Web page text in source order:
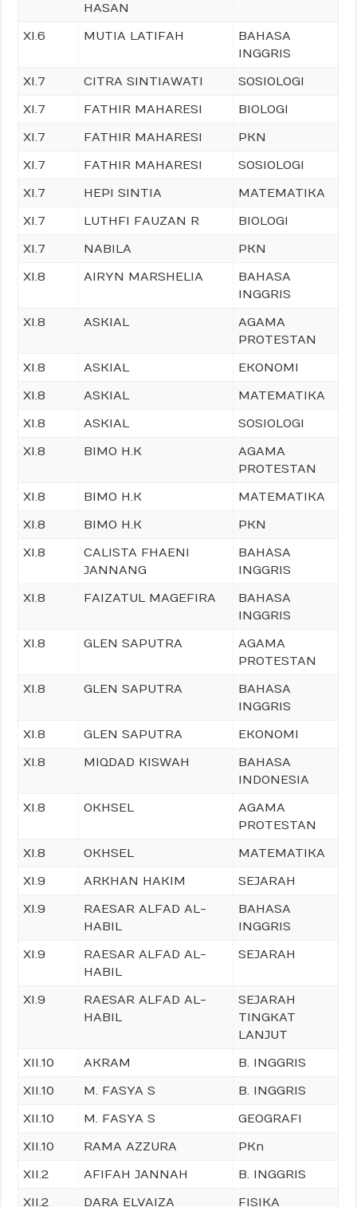
HASAN
XI.6 MUTIA LATIFAH
BAHASA
INGGRIS
XI.7
CITRA SINTIAWATI
SOSIOLOGI
XI.7
FATHIR MAHARESI
BIOLOGI
XI.7
FATHIR MAHARESI
PKN
XI.7
FATHIR MAHARESI
SOSIOLOGI
XI.7
HEPI SINTIA
MATEMATIKA
XI.7
LUTHFI FAUZAN R
BIOLOGI
XI.7
NABILA
PKN
XI.8
AIRYN MARSHELIA
BAHASA
INGGRIS
XI.8
ASKIAL
AGAMA
PROTESTAN
XI.8
ASKIAL
EKONOMI
XI.8
ASKIAL
MATEMATIKA
XI.8
ASKIAL
SOSIOLOGI
XI.8
BIMO H.K
AGAMA
PROTESTAN
XI.8
BIMO H.K
MATEMATIKA
XI.8
BIMO H.K
PKN
XI.8
CALISTA FHAENI
JANNANG
BAHASA
INGGRIS
XI.8
FAIZATUL MAGEFIRA
BAHASA
INGGRIS
XI.8
GLEN SAPUTRA
AGAMA
PROTESTAN
XI.8
GLEN SAPUTRA
BAHASA
INGGRIS
XI.8
GLEN SAPUTRA
EKONOMI
XI.8
MIQDAD KISWAH
BAHASA
INDONESIA
XI.8
OKHSEL
AGAMA
PROTESTAN
XI.8
OKHSEL
MATEMATIKA
XI.9
ARKHAN HAKIM
SEJARAH
XI.9
RAESAR ALFAD AL-
HABIL
BAHASA
INGGRIS
XI.9
RAESAR ALFAD AL-
HABIL
SEJARAH
XI.9
RAESAR ALFAD AL-
HABIL
SEJARAH
TINGKAT
LANJUT
XII.10
AKRAM
B. INGGRIS
XII.10
M. FASYA S
B. INGGRIS
XII.10
M. FASYA S
GEOGRAFI
XII.10
RAMA AZZURA
PKn
XII.2
AFIFAH JANNAH
B. INGGRIS
XII.2
DARA ELVAIZA FISIKA